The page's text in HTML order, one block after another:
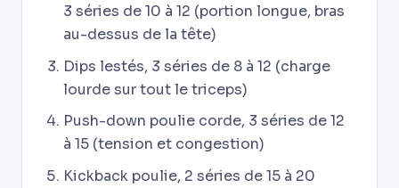
3 séries de 10 à 12 (portion longue, bras
au-dessus de la tête)
Dips lestés, 3 séries de 8 à 12 (charge
lourde sur tout le triceps)
Push-down poulie corde, 3 séries de 12
à 15 (tension et congestion)
Kickback poulie, 2 séries de 15 à 20